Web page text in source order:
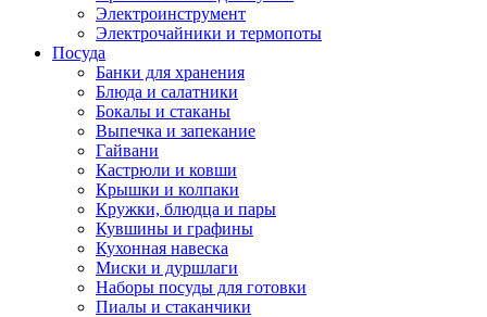
Электроинструмент
Электрочайники и термопоты
Посуда
Банки для хранения
Блюда и салатники
Бокалы и стаканы
Выпечка и запекание
Гайвани
Кастрюли и ковши
Крышки и колпаки
Кружки, блюдца и пары
Кувшины и графины
Кухонная навеска
Миски и дуршлаги
Наборы посуды для готовки
Пиалы и стаканчики